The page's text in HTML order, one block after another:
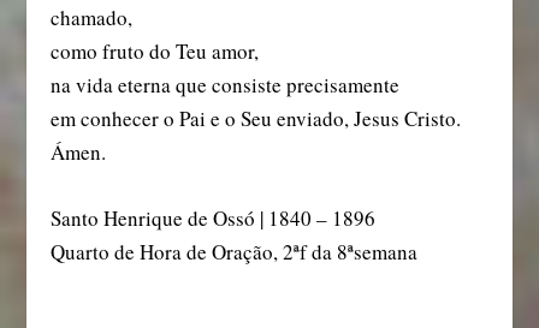
chamado,
como fruto do Teu amor,
na vida eterna que consiste precisamente
em conhecer o Pai e o Seu enviado, Jesus Cristo.
Ámen.
Santo Henrique de Ossó | 1840 – 1896
Quarto de Hora de Oração, 2ªf da 8ªsemana